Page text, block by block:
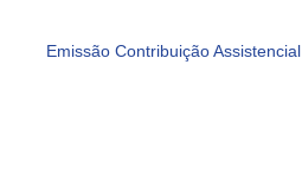
Emissão Contribuição Assistencial